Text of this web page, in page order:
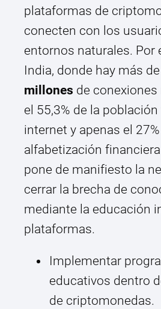
plataformas de
conecten con los
entornos naturales. Por
India, donde hay más de
millones de
el 55,3% de la
internet y apenas el
alfabetización
pone de manifiesto la
cerrar la brecha de
mediante la educación
plataformas.
Implementar
educativos dentro
de criptomonedas.